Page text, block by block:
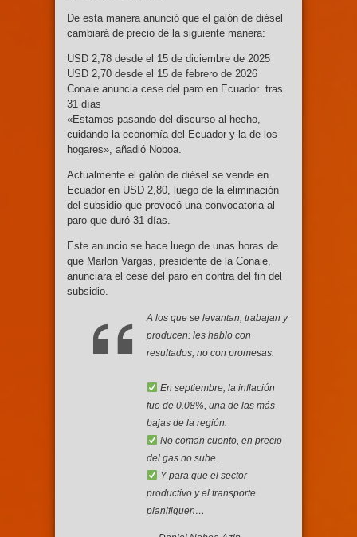
De esta manera anunció que el galón de diésel
cambiará de precio de la siguiente manera:
USD 2,78 desde el 15 de diciembre de 2025
USD 2,70 desde el 15 de febrero de 2026
Conaie anuncia cese del paro en Ecuador tras
31 días
«Estamos pasando del discurso al hecho,
cuidando la economía del Ecuador y la de los
hogares», añadió Noboa.
Actualmente el galón de diésel se vende en
Ecuador en USD 2,80, luego de la eliminación
del subsidio que provocó una convocatoria al
paro que duró 31 días.
Este anuncio se hace luego de unas horas de
que Marlon Vargas, presidente de la Conaie,
anunciara el cese del paro en contra del fin del
subsidio.
A los que se levantan, trabajan y
producen: les hablo con
resultados, no con promesas.
En septiembre, la inflación
fue de 0.08%, una de las más
bajas de la región.
No coman cuento, en precio
del gas no sube.
Y para que el sector
productivo y el transporte
planifiquen…